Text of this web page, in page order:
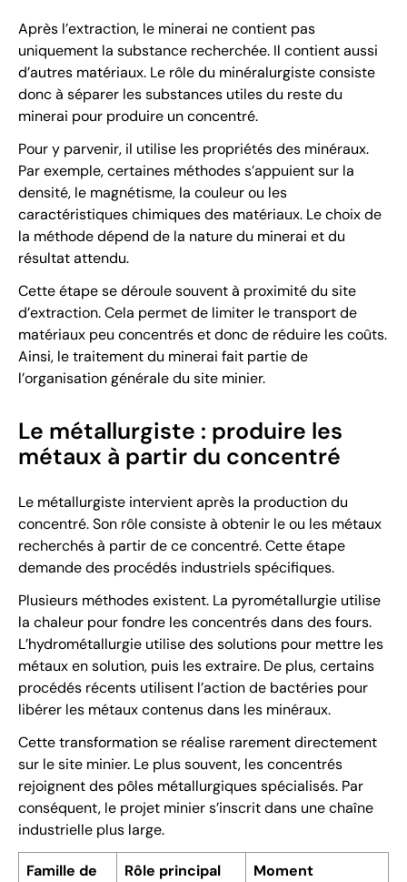
Après l’extraction, le minerai ne contient pas
uniquement la substance recherchée. Il contient aussi
d’autres matériaux. Le rôle du minéralurgiste consiste
donc à séparer les substances utiles du reste du
minerai pour produire un concentré.
Pour y parvenir, il utilise les propriétés des minéraux.
Par exemple, certaines méthodes s’appuient sur la
densité, le magnétisme, la couleur ou les
caractéristiques chimiques des matériaux. Le choix de
la méthode dépend de la nature du minerai et du
résultat attendu.
Cette étape se déroule souvent à proximité du site
d’extraction. Cela permet de limiter le transport de
matériaux peu concentrés et donc de réduire les coûts.
Ainsi, le traitement du minerai fait partie de
l’organisation générale du site minier.
Le métallurgiste : produire les
métaux à partir du concentré
Le métallurgiste intervient après la production du
concentré. Son rôle consiste à obtenir le ou les métaux
recherchés à partir de ce concentré. Cette étape
demande des procédés industriels spécifiques.
Plusieurs méthodes existent. La pyrométallurgie utilise
la chaleur pour fondre les concentrés dans des fours.
L’hydrométallurgie utilise des solutions pour mettre les
métaux en solution, puis les extraire. De plus, certains
procédés récents utilisent l’action de bactéries pour
libérer les métaux contenus dans les minéraux.
Cette transformation se réalise rarement directement
sur le site minier. Le plus souvent, les concentrés
rejoignent des pôles métallurgiques spécialisés. Par
conséquent, le projet minier s’inscrit dans une chaîne
industrielle plus large.
Famille de
Rôle principal
Moment